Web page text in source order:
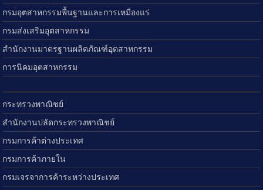
กรมอุตสาหกรรมพื้นฐานและการเหมืองแร่
กรมส่งเสริมอุตสาหกรรม
สำนักงานมาตรฐานผลิตภัณฑ์อุตสาหกรรม
การนิคมอุตสาหกรรม
กระทรวงพาณิชย์
สำนักงานปลัดกระทรวงพาณิชย์
กรมการค้าต่างประเทศ
กรมการค้าภายใน
กรมเจรจาการค้าระหว่างประเทศ